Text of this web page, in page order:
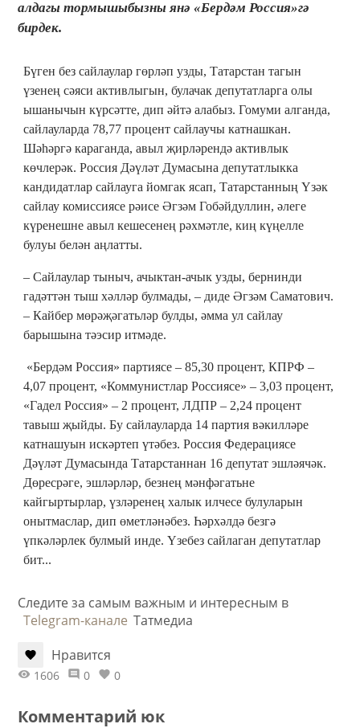
алдагы тормышыбызны янә «Бердәм Россия»гә
бирдек.
Бүген без сайлаулар гөрләп узды, Татарстан тагын
үзенең сәяси активлыгын, булачак депутатларга олы
ышанычын күрсәтте, дип әйтә алабыз. Гомуми алганда,
сайлауларда 78,77 процент сайлаучы катнашкан.
Шәһәргә караганда, авыл җирләрендә активлык
көчлерәк. Россия Дәүләт Думасына депутатлыкка
кандидатлар сайлауга йомгак ясап, Татарстанның Үзәк
сайлау комиссиясе рәисе Әгзәм Гобәйдуллин, әлеге
күренешне авыл кешесенең рәхмәтле, киң күңелле
булуы белән аңлатты.
– Сайлаулар тыныч, ачыктан-ачык узды, бернинди
гадәттән тыш хәлләр булмады, – диде Әгзәм Саматович.
– Кайбер мөрәҗәгатьләр булды, әмма ул сайлау
барышына тәэсир итмәде.
«Бердәм Россия» партиясе – 85,30 процент, КПРФ –
4,07 процент, «Коммунистлар Россиясе» – 3,03 процент,
«Гадел Россия» – 2 процент, ЛДПР – 2,24 процент
тавыш җыйды. Бу сайлауларда 14 партия вәкилләре
катнашуын искәртеп үтәбез. Россия Федерациясе
Дәүләт Думасында Татарстаннан 16 депутат эшләячәк.
Дөресрәге, эшләрләр, безнең мәнфәгатьне
кайгыртырлар, үзләренең халык илчесе булуларын
онытмаслар, дип өметләнәбез. Һәрхәлдә безгә
үпкәләрлек булмый инде. Үзебез сайлаган депутатлар
бит...
Следите за самым важным и интересным в
Telegram-канале Татмедиа
Нравится
1606 0 0
Комментарий юк